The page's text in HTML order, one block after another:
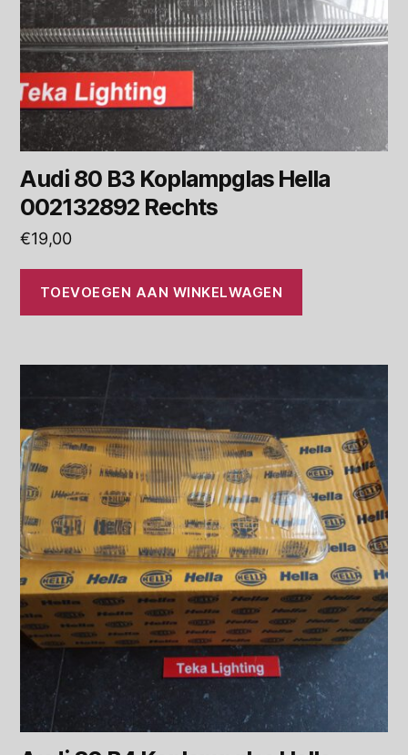
Audi 80 B3 Koplampglas Hella
002132892 Rechts
€19,00
TOEVOEGEN AAN WINKELWAGEN